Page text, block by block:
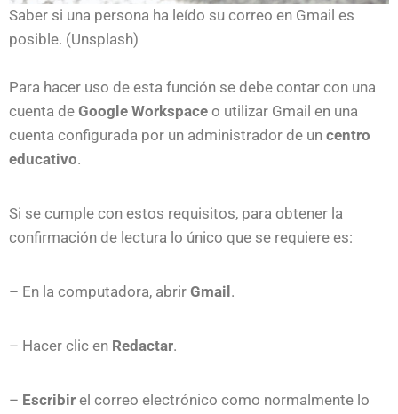
Saber si una persona ha leído su correo en Gmail es
posible. (Unsplash)
Para hacer uso de esta función se debe contar con una
cuenta de Google Workspace o utilizar Gmail en una
cuenta configurada por un administrador de un centro
educativo.
Si se cumple con estos requisitos, para obtener la
confirmación de lectura lo único que se requiere es:
– En la computadora, abrir Gmail .
– Hacer clic en Redactar.
– Escribir el correo electrónico como normalmente lo